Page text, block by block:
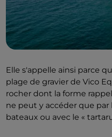
Elle s'appelle ainsi parce
plage de gravier de Vico
rocher dont la forme
ne peut y accéder que
bateaux ou avec le «